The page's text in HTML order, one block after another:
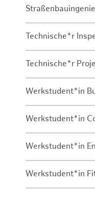
Technische*r
Technische*r
Werkstudent*in
Werkstudent*in
Werkstudent*in
Werkstudent*in